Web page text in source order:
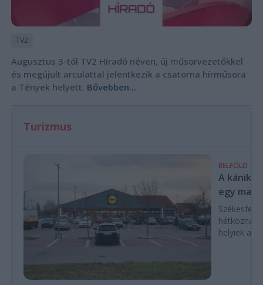
TV2
Augusztus 3-tól TV2 Híradó néven, új műsorvezetőkkel
és megújult arculattal jelentkezik a csatorna hírműsora
a Tények helyett. Bővebben...
Turizmus
BELFÖLD
A
egy
hétköznap
helyiek a